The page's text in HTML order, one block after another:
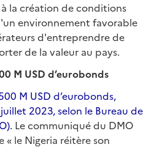
la création de conditions
environnement favorable
d'entreprendre de
de la valeur au pays.
M USD d’eurobonds
M USD d’eurobonds,
2023, selon le Bureau de
Le communiqué du DMO
le Nigeria réitère son